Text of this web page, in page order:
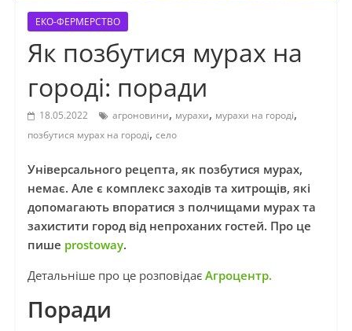
ЕКО-ФЕРМЕРСТВО
Як позбутися мурах на
городі: поради
18.05.2022 агроновини, мурахи, мурахи на городі,
позбутися мурах на городі, село
Універсального рецепта, як позбутися мурах,
немає. Але є комплекс заходів та хитрощів, які
допомагають впоратися з полчищами мурах та
захистити город від непроханих гостей. Про це
пише prostoway.
Детальніше про це розповідає Агроцентр.
Поради